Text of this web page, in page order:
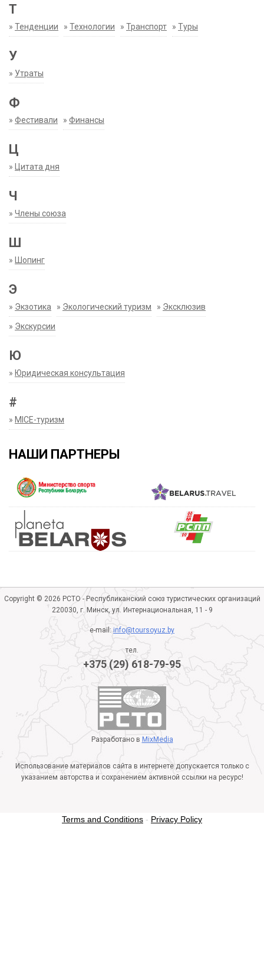
Т
» Тенденции » Технологии » Транспорт » Туры
У
» Утраты
Ф
» Фестивали » Финансы
Ц
» Цитата дня
Ч
» Члены союза
Ш
» Шопинг
Э
» Экзотика » Экологический туризм » Эксклюзив
» Экскурсии
Ю
» Юридическая консультация
#
» MICE-туризм
НАШИ ПАРТНЕРЫ
Copyright © 2026 РСТО - Республиканский союз туристических организаций
220030, г. Минск, ул. Интернациональная, 11 - 9
e-mail:info@toursoyuz.by
тел.
+375 (29) 618-79-95
Разработано в MixMedia
Использование материалов сайта в интернете допускается только с
указанием авторства и сохранением активной ссылки на ресурс!
Terms and Conditions - Privacy Policy